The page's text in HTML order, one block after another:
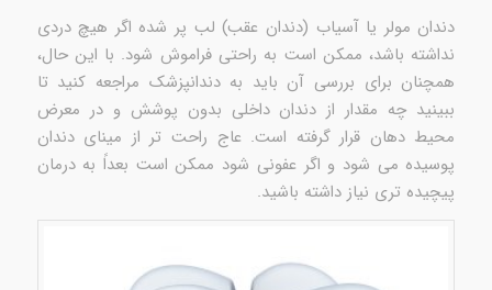
دندان مولر یا آسیاب (دندان عقب) لب پر شده اگر هیچ دردی
نداشته باشد، ممکن است به راحتی فراموش شود. با این حال،
همچنان برای بررسی آن باید به دندانپزشک مراجعه کنید تا
ببینید چه مقدار از دندان داخلی بدون پوشش و در معرض
محیط دهان قرار گرفته است. عاج راحت تر از مینای دندان
پوسیده می شود و اگر عفونی شود ممکن است بعداً به درمان
پیچیده تری نیاز داشته باشید.